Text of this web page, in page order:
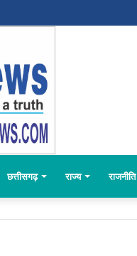
छत्तीसगढ़ राज्य राजनीति